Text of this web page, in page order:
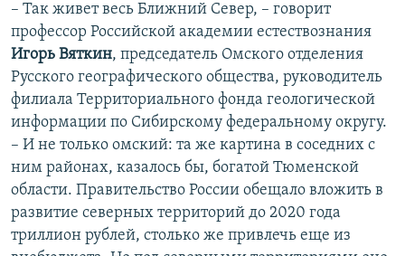
– Так живет весь Ближний Север, – говорит
профессор Российской академии естествознания
Игорь Вяткин, председатель Омского отделения
Русского географического общества, руководитель
филиала Территориального фонда геологической
информации по Сибирскому федеральному округу.
– И не только омский: та же картина в соседних с
ним районах, казалось бы, богатой Тюменской
области. Правительство России обещало вложить в
развитие северных территорий до 2020 года
триллион рублей, столько же привлечь еще из